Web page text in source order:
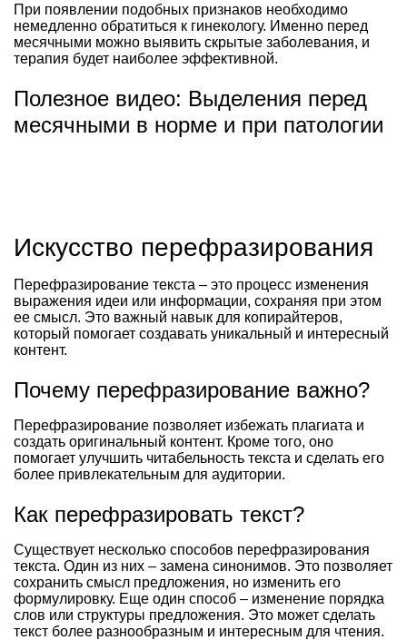
При появлении подобных признаков необходимо
немедленно обратиться к гинекологу. Именно перед
месячными можно выявить скрытые заболевания, и
терапия будет наиболее эффективной.
Полезное видео: Выделения перед
месячными в норме и при патологии
Искусство перефразирования
Перефразирование текста – это процесс изменения
выражения идеи или информации, сохраняя при этом
ее смысл. Это важный навык для копирайтеров,
который помогает создавать уникальный и интересный
контент.
Почему перефразирование важно?
Перефразирование позволяет избежать плагиата и
создать оригинальный контент. Кроме того, оно
помогает улучшить читабельность текста и сделать его
более привлекательным для аудитории.
Как перефразировать текст?
Существует несколько способов перефразирования
текста. Один из них – замена синонимов. Это позволяет
сохранить смысл предложения, но изменить его
формулировку. Еще один способ – изменение порядка
слов или структуры предложения. Это может сделать
текст более разнообразным и интересным для чтения.